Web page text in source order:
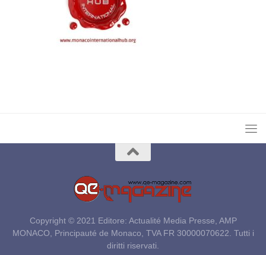
Copyright © 2021 Editore: Actualité Media Presse, AMP
MONACO, Principauté de Monaco, TVA FR 30000070622. Tutti i
diritti riservati.